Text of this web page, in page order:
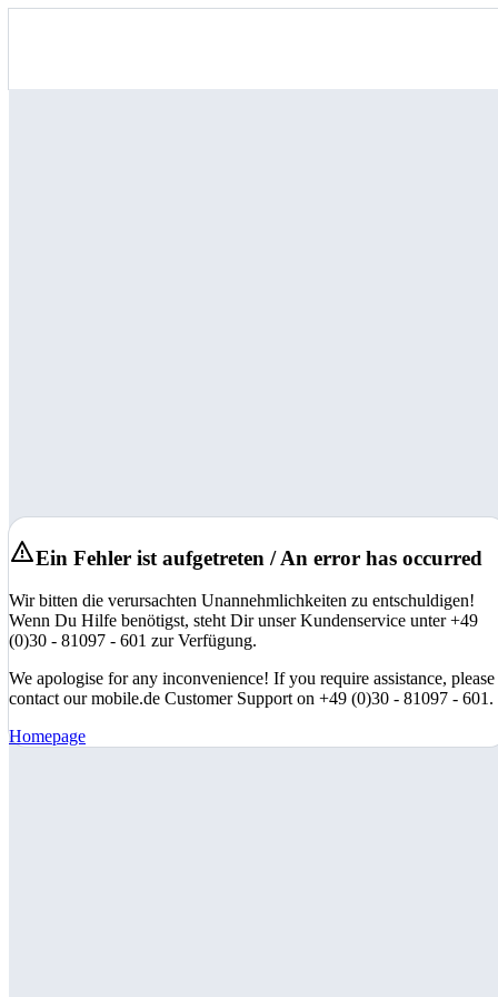
Ein Fehler ist aufgetreten / An error has occurred
Wir bitten die verursachten Unannehmlichkeiten zu entschuldigen!
Wenn Du Hilfe benötigst, steht Dir unser Kundenservice unter +49
(0)30 - 81097 - 601 zur Verfügung.
We apologise for any inconvenience! If you require assistance, please
contact our mobile.de Customer Support on +49 (0)30 - 81097 - 601.
Homepage